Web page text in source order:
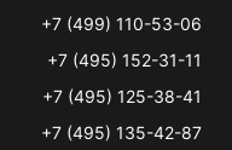
+7 (499) 110-53-06
+7 (495) 152-31-11
+7 (495) 125-38-41
+7 (495) 135-42-87